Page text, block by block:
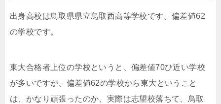
出身高校は鳥取県県立鳥取西高等学校です。偏差値62
の学校です。
東大合格者上位の学校というと、偏差値70ひ近い学校
が多いですが、偏差値62の学校から東大ということ
は、かなり頑張ったのか、実際は志望校落ちて、鳥取